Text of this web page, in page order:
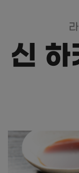
신 하